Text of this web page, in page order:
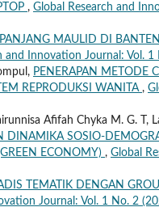
, Global Research and
MAULID DI
and Innovation Journal: Vol. 1
PENERAPAN METODE
REPRODUKSI WANITA ,
Afifah Chyka M. G. T,
DINAMIKA SOSIO-
ECONOMY) , Global
TEMATIK DENGAN
Journal: Vol. 1 No. 2